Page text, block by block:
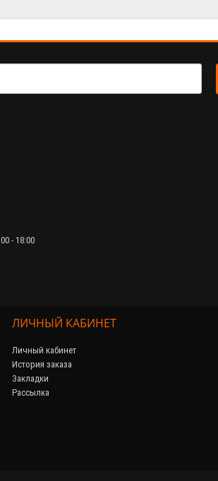
- 18:00
ЛИЧНЫЙ КАБИНЕТ
Личный кабинет
История заказа
Закладки
Рассылка